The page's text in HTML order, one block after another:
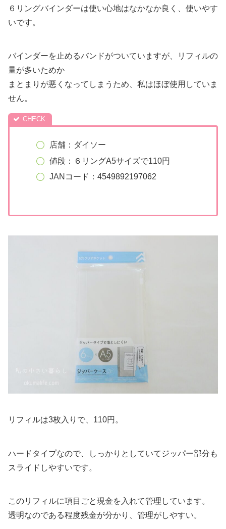
６リングバインダーは使い心地はなかなか良く、使いやす
いです。
バインダーを止めるバンドがついていますが、リフィルの
量が多いためか
まとまりが悪くなってしまうため、私はほぼ使用していま
せん。
店舗：ダイソー
値段：６リングA5サイズで110円
JANコード：4549892197062
リフィルは3枚入りで、110円。
ハードタイプなので、しっかりとしていてジッパー部分も
スライドしやすいです。
このリフィルに項目ごと現金を入れて管理しています。
透明なのである程度残金が分かり、管理がしやすい。